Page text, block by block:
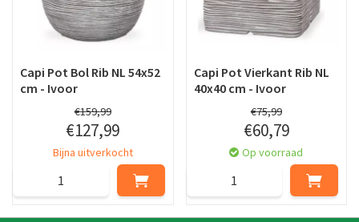
Capi Pot Bol Rib NL 54x52
cm - Ivoor
€159,99
€127,99
Bijna uitverkocht
Capi Pot Vierkant Rib NL
40x40 cm - Ivoor
€75,99
€60,79
Op voorraad